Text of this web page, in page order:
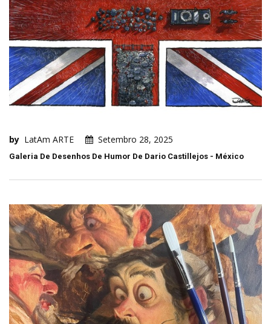
by LatAm ARTE Setembro 28, 2025
Galeria De Desenhos De Humor De Dario Castillejos - México